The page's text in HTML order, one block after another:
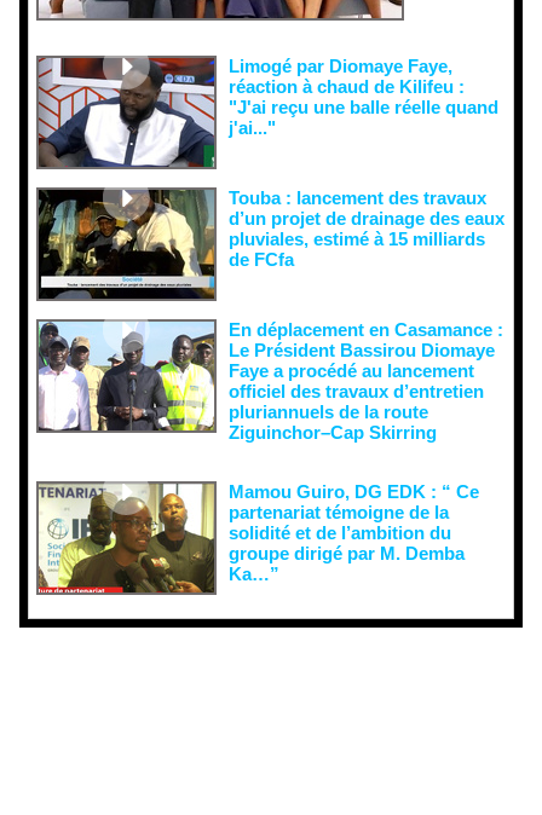
Limogé par Diomaye Faye,
réaction à chaud de Kilifeu :
"J'ai reçu une balle réelle quand
j'ai..."
Touba : lancement des travaux
d’un projet de drainage des eaux
pluviales, estimé à 15 milliards
de FCfa ‎
En déplacement en Casamance :
Le Président Bassirou Diomaye
Faye a procédé au lancement
officiel des travaux d’entretien
pluriannuels de la route
Ziguinchor–Cap Skirring
Mamou Guiro, DG EDK : “ Ce
partenariat témoigne de la
solidité et de l’ambition du
groupe dirigé par M. Demba
Ka…”